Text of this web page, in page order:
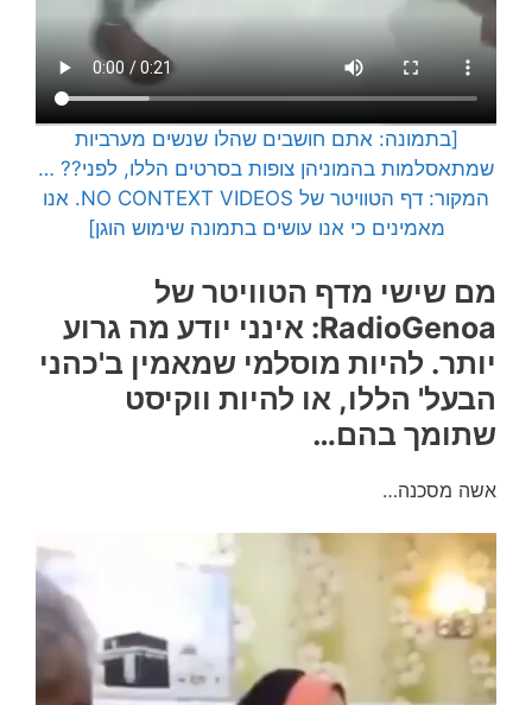
[בתמונה: אתם חושבים שהלו שנשים מערביות
שמתאסלמות בהמוניהן צופות בסרטים הללו, לפני?? …
המקור: דף הטוויטר של NO CONTEXT VIDEOS. אנו
מאמינים כי אנו עושים בתמונה שימוש הוגן]
מם שישי מדף הטוויטר של
RadioGenoa: אינני יודע מה גרוע
יותר. להיות מוסלמי שמאמין ב'כהני
הבעל' הללו, או להיות ווקיסט
שתומך בהם…
אשה מסכנה…